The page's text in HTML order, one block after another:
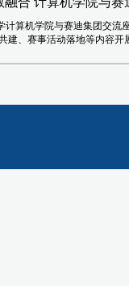
计算机学院与赛迪集团交流
建、赛事活动落地等内容